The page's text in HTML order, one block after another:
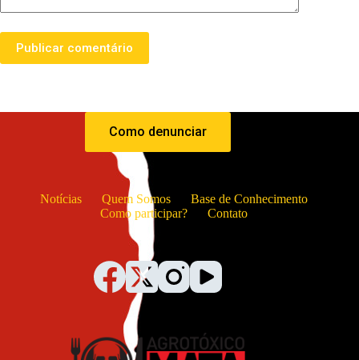
Publicar comentário
Como denunciar
Notícias Quem Somos
Base de Conhecimento
Como participar?
Contato